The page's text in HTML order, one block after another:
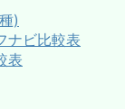
)
ナビ比較表
表